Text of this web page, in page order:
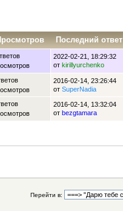
Последний ответ
2022-02-21, 18:29:32
от kirillyurchenko
2016-02-14, 23:26:44
от SuperNadia
2016-02-14, 13:32:04
от bezgtamara
Перейти в: